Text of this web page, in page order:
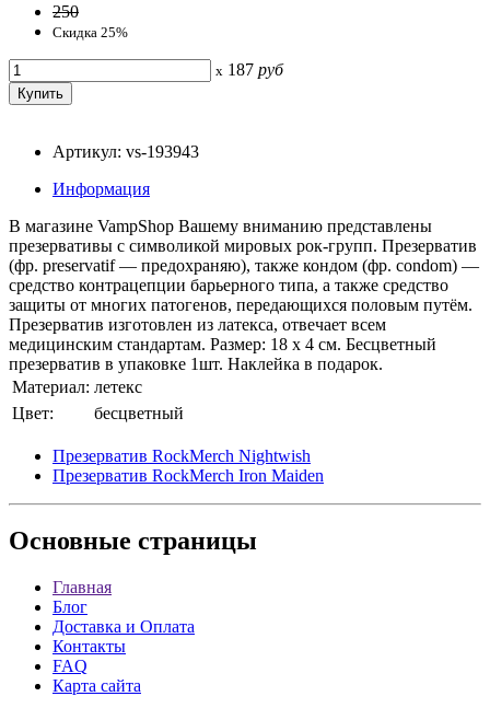
250
Скидка 25%
x 187 руб
Артикул: vs-193943
Информация
В магазине VampShop Вашему вниманию представлены
презервативы с символикой мировых рок-групп. Презерватив
(фр. preservatif — предохраняю), также кондом (фр. condom) —
средство контрацепции барьерного типа, а также средство
защиты от многих патогенов, передающихся половым путём.
Презерватив изготовлен из латекса, отвечает всем
медицинским стандартам. Размер: 18 х 4 см. Бесцветный
презерватив в упаковке 1шт. Наклейка в подарок.
Материал: летекс
Цвет:
бесцветный
Презерватив RockMerch Nightwish
Презерватив RockMerch Iron Maiden
Основные страницы
Главная
Блог
Доставка и Оплата
Контакты
FAQ
Карта сайта